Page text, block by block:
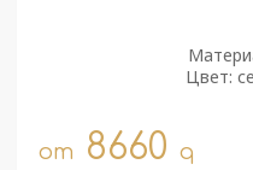
Цвет:
от 8660 q